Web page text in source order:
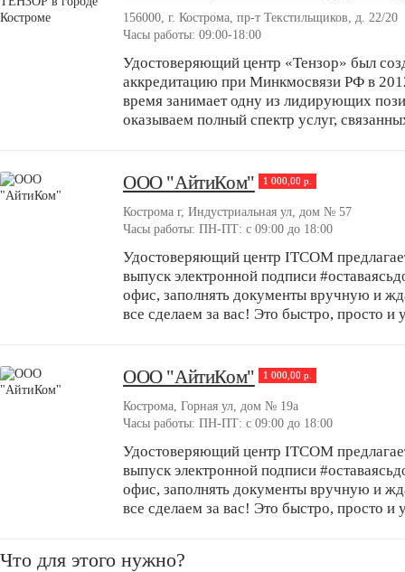
156000, г. Кострома, пр-т Текстильщиков, д. 22/20
Часы работы: 09:00-18:00
Удостоверяющий центр «Тензор» был
аккредитацию при Минкмосвязи РФ в
время занимает одну из лидирующих
оказываем полный спектр услуг,
ООО "АйтиКом" 1 000,00 р.
Кострома г, Индустриальная ул, дом № 57
Часы работы: ПН-ПТ: с 09:00 до 18:00
Удостоверяющий центр ITCOM
выпуск электронной подписи
офис, заполнять документы вручную и
все сделаем за вас! Это быстро, просто и
ООО "АйтиКом" 1 000,00 р.
Кострома, Горная ул, дом № 19а
Часы работы: ПН-ПТ: с 09:00 до 18:00
Удостоверяющий центр ITCOM
выпуск электронной подписи
офис, заполнять документы вручную и
все сделаем за вас! Это быстро, просто и
Что для этого нужно?